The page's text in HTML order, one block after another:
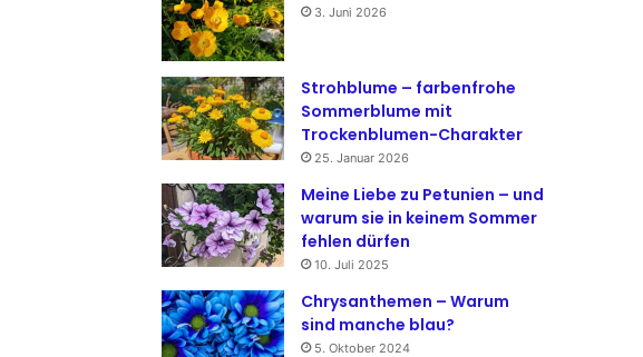
3. Juni 2026
Strohblume – farbenfrohe
Sommerblume mit
Trockenblumen-Charakter
25. Januar 2026
Meine Liebe zu Petunien – und
warum sie in keinem Sommer
fehlen dürfen
10. Juli 2025
Chrysanthemen – Warum
sind manche blau?
5. Oktober 2024